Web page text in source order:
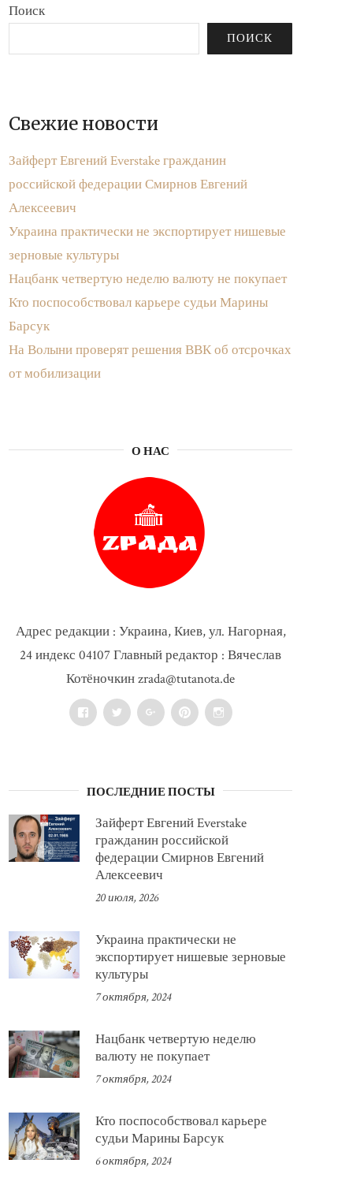
Поиск
ПОИСК
Свежие новости
Зайферт Евгений Everstake гражданин
российской федерации Смирнов Евгений
Алексеевич
Украина практически не экспортирует нишевые
зерновые культуры
Нацбанк четвертую неделю валюту не покупает
Кто поспособствовал карьере судьи Марины
Барсук
На Волыни проверят решения ВВК об отсрочках
от мобилизации
О НАС
Адрес редакции : Украина, Киев, ул. Нагорная,
24 индекс 04107 Главный редактор : Вячеслав
Котёночкин zrada@tutanota.de
FacebookTwitter Google+PinterestInstagram
ПОСЛЕДНИЕ ПОСТЫ
Зайферт Евгений Everstake
гражданин российской
федерации Смирнов Евгений
Алексеевич
20 июля, 2026
Украина практически не
экспортирует нишевые зерновые
культуры
7 октября, 2024
Нацбанк четвертую неделю
валюту не покупает
7 октября, 2024
Кто поспособствовал карьере
судьи Марины Барсук
6 октября, 2024